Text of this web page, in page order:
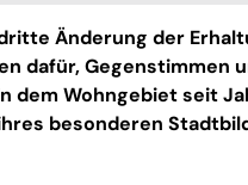
Änderung der
dafür, Gegenstimmen
dem Wohngebiet seit
besonderen